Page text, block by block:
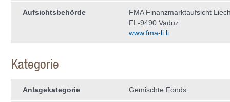
Aufsichtsbehörde
FMA Finanzmarktaufsicht
FL-9490 Vaduz
www.fma-li.li
Kategorie
Anlagekategorie Gemischte Fonds